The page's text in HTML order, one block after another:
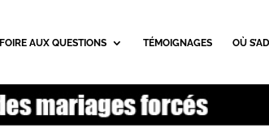
FOIRE AUX QUESTIONS TÉMOIGNAGES OÙ